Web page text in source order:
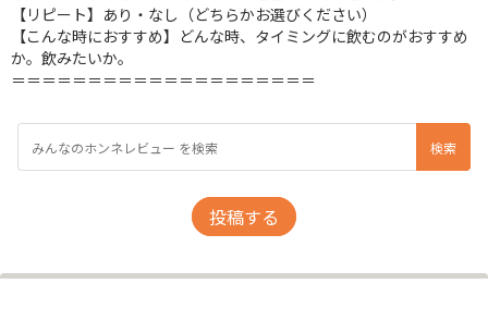
【リピート】あり・なし（どちらかお選びください）
【こんな時におすすめ】どんな時、タイミングに飲むのがおすすめ
か。飲みたいか。
＝＝＝＝＝＝＝＝＝＝＝＝＝＝＝＝＝＝＝＝
投稿する